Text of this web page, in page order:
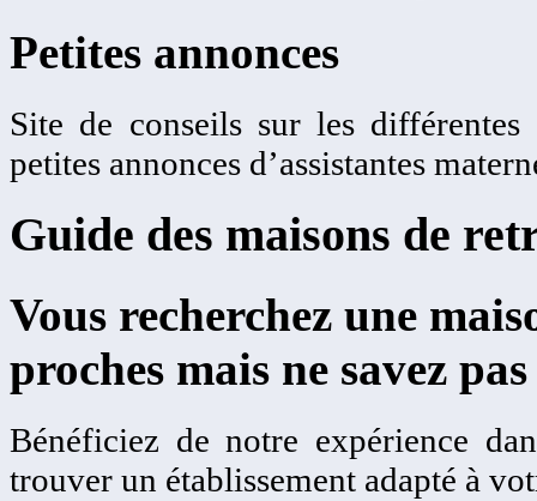
Petites annonces
Site de conseils sur les
petites annonces d’assistantes
Guide des maisons de
Vous recherchez une
proches mais ne savez
Bénéficiez de notre expérience
trouver un établissement adapté à